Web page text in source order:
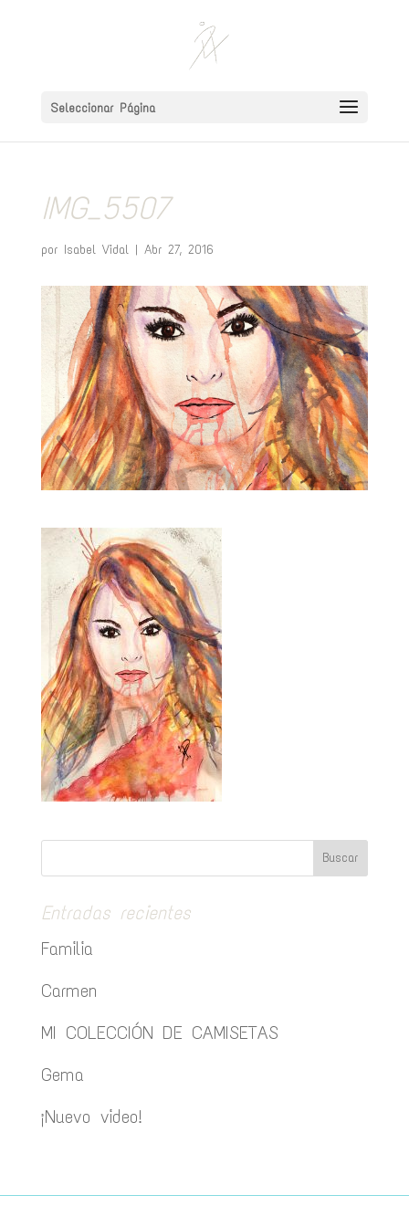
Seleccionar Página
IMG_5507
por Isabel Vidal| Abr 27, 2016
Entradas recientes
Familia
Carmen
MI COLECCIÓN DE CAMISETAS
Gema
¡Nuevo video!